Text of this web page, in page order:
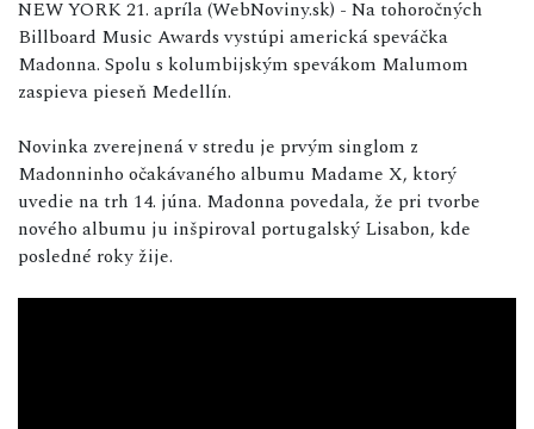
NEW YORK 21. apríla (WebNoviny.sk) - Na tohoročných
Billboard Music Awards vystúpi americká speváčka
Madonna. Spolu s kolumbijským spevákom Malumom
zaspieva pieseň Medellín.
Novinka zverejnená v stredu je prvým singlom z
Madonninho očakávaného albumu Madame X, ktorý
uvedie na trh 14. júna. Madonna povedala, že pri tvorbe
nového albumu ju inšpiroval portugalský Lisabon, kde
posledné roky žije.